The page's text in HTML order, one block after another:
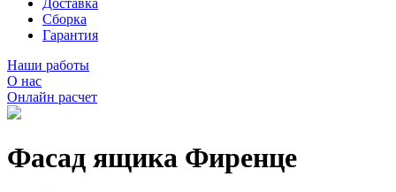
Доставка
Сборка
Гарантия
Наши работы
О нас
Онлайн расчет
Фасад ящика Фиренце